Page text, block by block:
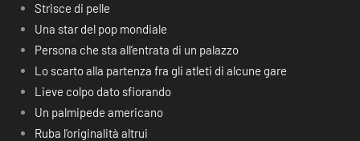
Strisce di pelle
Una star del pop mondiale
Persona che sta all’entrata di un palazzo
Lo scarto alla partenza fra gli atleti di alcune gare
Lieve colpo dato sfiorando
Un palmipede americano
Ruba l’originalità altrui